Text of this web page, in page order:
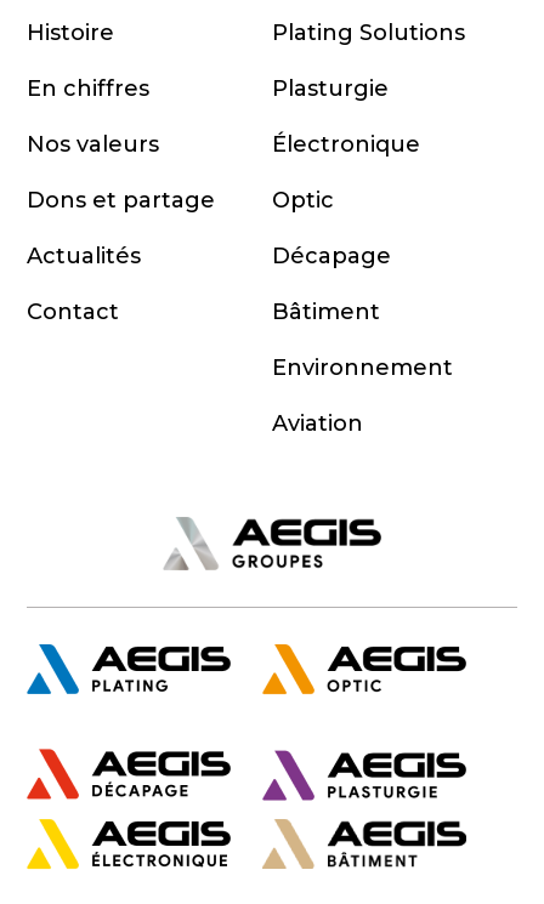
Histoire
En chiffres
Nos valeurs
Dons et partage
Actualités
Contact
Plating Solutions
Plasturgie
Électronique
Optic
Décapage
Bâtiment
Environnement
Aviation